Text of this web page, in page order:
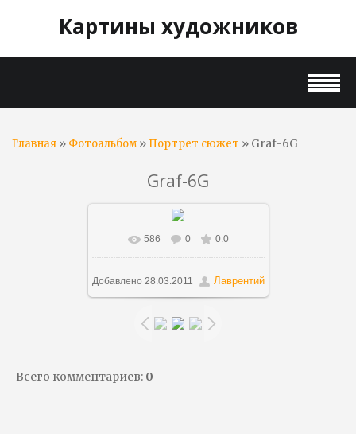
Картины художников
Главная » Фотоальбом» Портрет сюжет » Graf-6G
Graf-6G
В реальном размере
1000x1333/ 188.1Kb
586 0 0.0
Добавлено 28.03.2011 Лаврентий
Всего комментариев: 0